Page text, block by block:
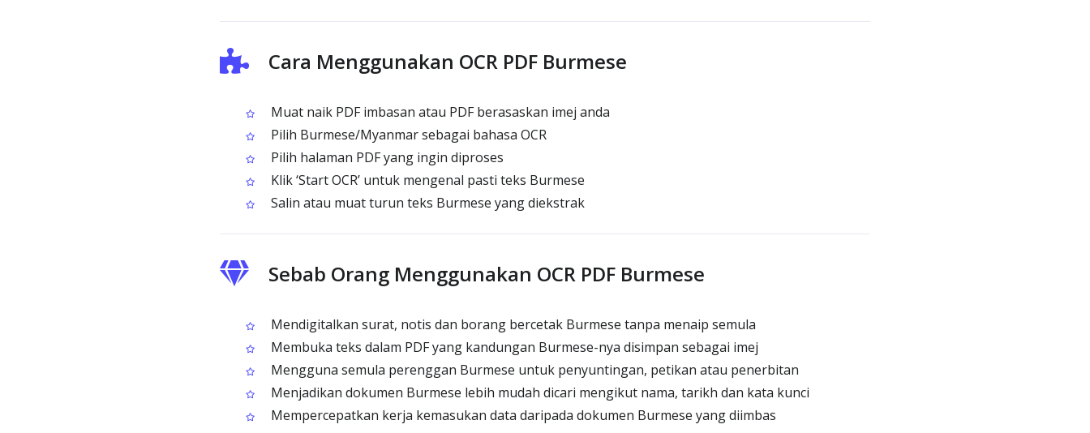
Cara Menggunakan OCR PDF Burmese
Muat naik PDF imbasan atau PDF berasaskan imej anda
Pilih Burmese/Myanmar sebagai bahasa OCR
Pilih halaman PDF yang ingin diproses
Klik ‘Start OCR’ untuk mengenal pasti teks Burmese
Salin atau muat turun teks Burmese yang diekstrak
Sebab Orang Menggunakan OCR PDF Burmese
Mendigitalkan surat, notis dan borang bercetak Burmese tanpa menaip semula
Membuka teks dalam PDF yang kandungan Burmese-nya disimpan sebagai imej
Mengguna semula perenggan Burmese untuk penyuntingan, petikan atau penerbitan
Menjadikan dokumen Burmese lebih mudah dicari mengikut nama, tarikh dan kata kunci
Mempercepatkan kerja kemasukan data daripada dokumen Burmese yang diimbas